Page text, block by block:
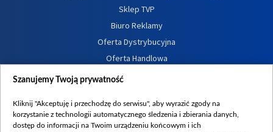
Sklep TVP
Biuro Reklamy
Oferta Dystrybucyjna
Oferta Handlowa
Dostępność
Procedura zgłoszeń wewnętrznych
Szanujemy Twoją prywatność
Kliknij "Akceptuję i przechodzę do serwisu", aby wyrazić zgody na
korzystanie z technologii automatycznego śledzenia i zbierania danych,
dostęp do informacji na Twoim urządzeniu końcowym i ich